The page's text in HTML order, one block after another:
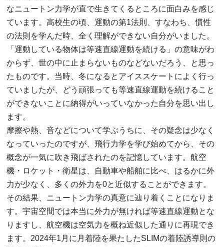
なニュートン力学が直で生きてくるところに面白みを感じ
ています。高校生の頃、運動の第1法則、すなわち、慣性
の法則を学んだ時、全く理解ができない自分がいました。
「運動している物体は等速直線運動を続ける」の意味がわ
からず、世の中に止まらないものなどないだろう、と思っ
たものです。当時、冬になるとアイススケートによく行っ
ていましたが、どう頑張っても等速直線運動を続けること
ができないことに納得がいっていなかった自分を思い出し
ます。
摩擦や熱、音などについて学ぶうちに、その疑念は少なく
なっていったのですが、飛行力学を学び始めてから、その
概念が一気に吹き飛ばされたのを記憶しています。航空
機・ロケット・衛星は、自動車や船舶に比べ、はるかに外
力が少なく、多くの外力を0と近似することができます。
その結果、ニュートン力学の真意に辿り着くことになりま
す。宇宙空間では本当に外力が無ければ等速直線運動とな
りますし、航空機は空気力を概ね近似した通りに再現でき
ます。2024年1月に月着陸を果たしたSLIMの着陸誘導則の